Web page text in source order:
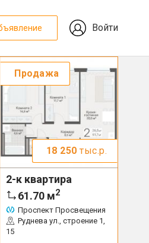
Войти
Продажа
18 250 тыс.р.
2-к квартира
61.70 м2
Проспект Просвещения
Руднева ул., строение 1,
15